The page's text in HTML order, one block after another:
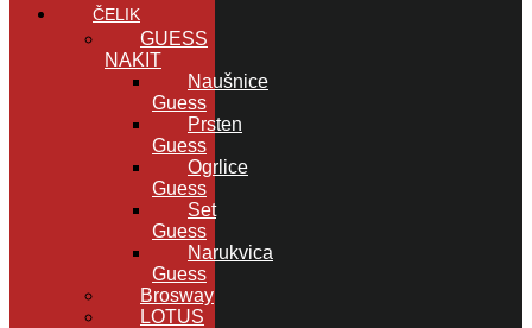
ČELIK
GUESS
NAKIT
Naušnice
Guess
Prsten
Guess
Ogrlice
Guess
Set
Guess
Narukvica
Guess
Brosway
LOTUS